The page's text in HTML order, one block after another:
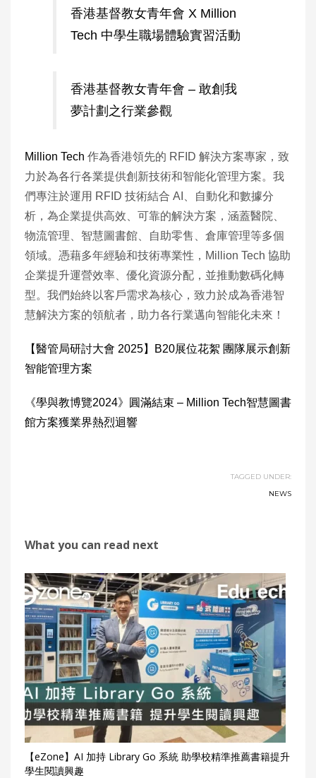
香港基督教女青年會 X Million
Tech 中學生職場體驗實習活動
香港基督教女青年會 – 敢創我
夢計劃之行業參觀
Million Tech 作為香港領先的 RFID 解決方案專家，致
力於為各行各業提供創新技術和智能化管理方案。我
們專注於運用 RFID 技術結合 AI、自動化和數據分
析，為企業提供高效、可靠的解決方案，涵蓋醫院、
物流管理、智慧圖書館、自助零售、倉庫管理等多個
領域。憑藉多年經驗和技術專業性，Million Tech 協助
企業提升運營效率、優化資源分配，並推動數碼化轉
型。我們始終以客戶需求為核心，致力於成為香港智
慧解決方案的領航者，助力各行業邁向智能化未來！
【醫管局研討大會 2025】B20展位花絮 團隊展示創新
智能管理方案
《學與教博覽2024》圓滿結束 – Million Tech智慧圖書
館方案獲業界熱烈迴響
TAGGED UNDER:
NEWS
What you can read next
【eZone】AI 加持 Library Go 系統 助學校精準推薦書籍提升
學生閱讀興趣